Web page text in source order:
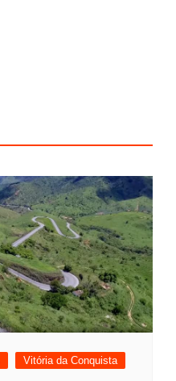
Vitória da Conquista